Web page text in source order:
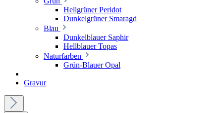
Hellgrüner Peridot
Dunkelgrüner Smaragd
Blau
Dunkelblauer Saphir
Hellblauer Topas
Naturfarben
Grün-Blauer Opal
Gravur